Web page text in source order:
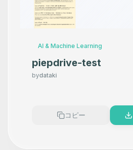
AI & Machine Learning
piepdrive-test
bydataki
コピー